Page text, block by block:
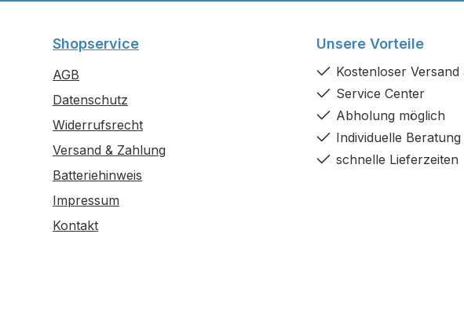
Einsatzbereich Geflügeltränken
Netzteil) Kabellänge 2 m
Eigenschaften Rutschfest,
witterungsbeständig, extra robust
Anwendungsbereiche
Frostfreihaltung von
Geflügeltränken Erhaltung der
Shopservice
AGB
Datenschutz
Widerrufsrecht
Versand & Zahlung
Batteriehinweis
Impressum
Kontakt
Unsere Vorteile
Kostenloser Versand
Service Center
Abholung möglich
Individuelle Beratung
schnelle Lieferzeiten